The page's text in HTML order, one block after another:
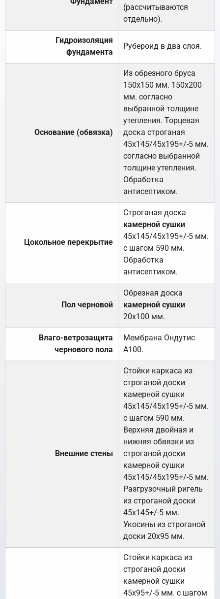
(рассчитываются
отдельно).
Гидроизоляция
фундамента
Рубероид в два слоя.
Основание (обвязка)
Из обрезного бруса
150х150 мм. 150х200
мм. согласно
выбранной толщине
утепления. Торцевая
доска строганая
45х145/45х195+/-5 мм.
согласно выбранной
толщине утепления.
Обработка
антисептиком.
Цокольное перекрытие
Строганая доска
камерной сушки
45х145/45х195+/-5 мм.
с шагом 590 мм.
Обработка
антисептиком.
Пол черновой
Обрезная доска
камерной сушки
20х100 мм.
Влаго-ветрозащита
чернового пола
Мембрана Ондутис
А100.
Внешние стены
Стойки каркаса из
строганой доски
камерной сушки
45х145/45х195+/-5 мм.
с шагом 590 мм.
Верхняя двойная и
нижняя обвязки из
строганой доски
камерной сушки
45х145/45х195+/-5 мм.
Разгрузочный ригель
из строганой доски
45х145+/-5 мм.
Укосины из строганой
доски 20х95 мм.
Стойки каркаса из
строганой доски
камерной сушки
45х95+/-5 мм. с шагом